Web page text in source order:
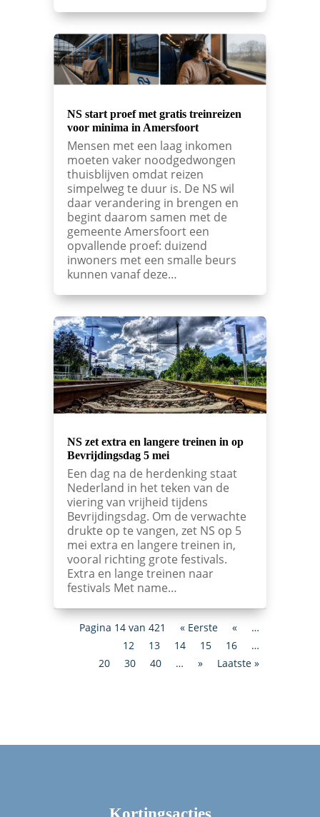
NS start proef met gratis treinreizen
voor minima in Amersfoort
Mensen met een laag inkomen
moeten vaker noodgedwongen
thuisblijven omdat reizen
simpelweg te duur is. De NS wil
daar verandering in brengen en
begint daarom samen met de
gemeente Amersfoort een
opvallende proef: duizend
inwoners met een smalle beurs
kunnen vanaf deze…
NS zet extra en langere treinen in op
Bevrijdingsdag 5 mei
Een dag na de herdenking staat
Nederland in het teken van de
viering van vrijheid tijdens
Bevrijdingsdag. Om de verwachte
drukte op te vangen, zet NS op 5
mei extra en langere treinen in,
vooral richting grote festivals.
Extra en lange treinen naar
festivals Met name…
Pagina 14 van 421 « Eerste «
…
12
13 14 15 16
…
20
30 40 … » Laatste »
Kortingsacties